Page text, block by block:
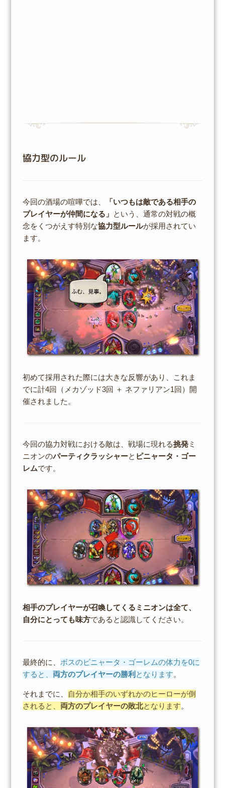
協力型のルール
今回の酒場の喧嘩では、
「いつもは敵である相手の
プレイヤーが仲間になる」 という、通常の対戦の概
念をくつがえす特別な協力型ルールが採用されてい
ます。
初めて採用された際には大きな反響があり、これま
でに計4回（メカゾッド3回 ＋ ネファリアン1回）開
催されました。
今回の協力対戦における敵は、戦場に現れる挑発ミ
ニオンのパーティクラッシャーと ピニャータ・ゴー
レムです。
相手のプレイヤーが召喚してくるミニオンは全て、
自分にとっても味方であると認識してください。
最終的に、 ボスのピニャータ・ゴーレムの体力を0に
すると、 両方のプレイヤーの勝利 となります。
それまでに、
自分か相手のいずれかのヒーローが倒
されると、 両方のプレイヤーの敗北となります。